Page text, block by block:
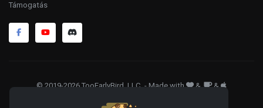
Támogatás
© 2019-2026 TooEarlyBird, LLC. - Made with & &
Adatkezelés